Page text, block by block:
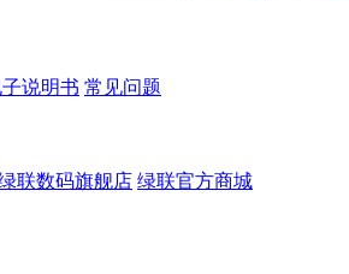
说明书 常见问题
联数码旗舰店 绿联官方商城